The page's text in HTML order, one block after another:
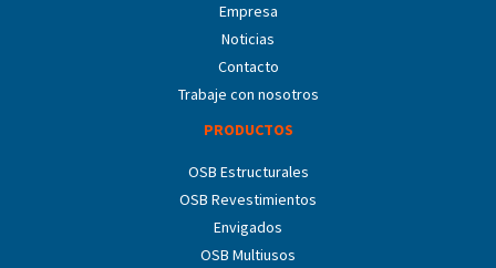
Empresa
Noticias
Contacto
Trabaje con nosotros
PRODUCTOS
OSB Estructurales
OSB Revestimientos
Envigados
OSB Multiusos